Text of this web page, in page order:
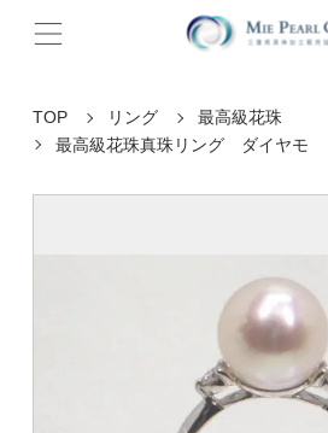
TOP リング
最高級花珠
最高級花珠真珠リング ダイヤモ